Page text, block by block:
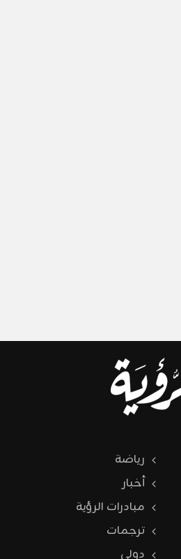
رياضة
أخبار
مبادرات الرؤية
ترجمات
دولي